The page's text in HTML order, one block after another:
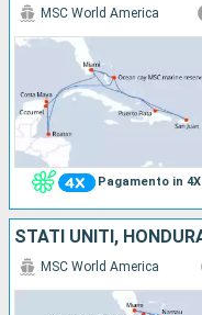
Pagamento in 4X
MSC World America
MSC World America